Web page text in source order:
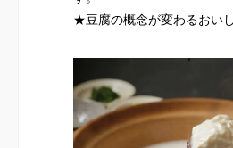
★豆腐の概念が変わるおい